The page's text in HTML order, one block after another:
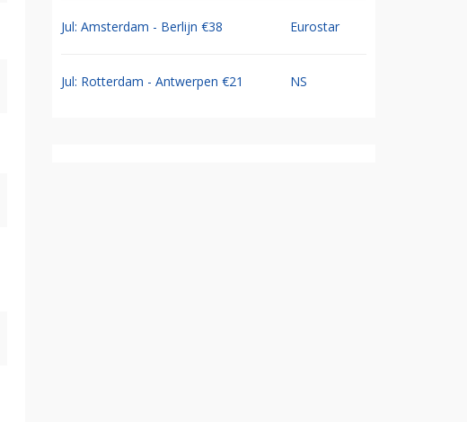
Jul: Amsterdam - Berlijn €38 Eurostar
Jul: Rotterdam - Antwerpen €21 NS